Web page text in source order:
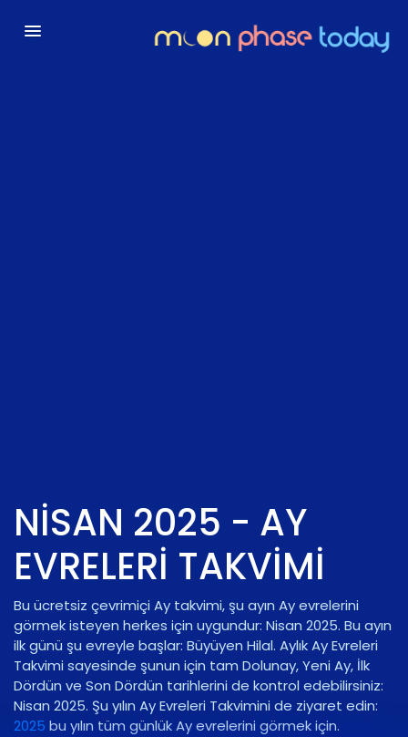
NISAN 2025 - AY
EVRELERI TAKVIMI
Bu ücretsiz çevrimiçi Ay takvimi, şu ayın Ay evrelerini
görmek isteyen herkes için uygundur: Nisan 2025. Bu ayın
ilk günü şu evreyle başlar: Büyüyen Hilal. Aylık Ay Evreleri
Takvimi sayesinde şunun için tam Dolunay, Yeni Ay, İlk
Dördün ve Son Dördün tarihlerini de kontrol edebilirsiniz:
Nisan 2025. Şu yılın Ay Evreleri Takvimini de ziyaret edin:
2025 bu yılın tüm günlük Ay evrelerini görmek için.